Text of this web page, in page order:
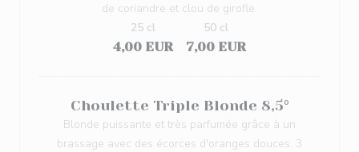
de coriandre et clou de girofle.
4,00 EUR
25 cl
7,00 EUR
50 cl
Choulette Triple Blonde 8,5°
Blonde puissante et très parfumée grâce à un
brassage avec des écorces d'oranges douces. 3